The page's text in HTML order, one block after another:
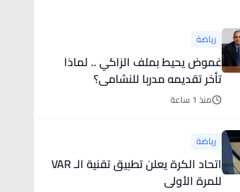
رياضة
غموض يحيط بملف الزاكي .. لماذا
تأخر تقديمه مدربا للنشامى؟
منذ 1 ساعة
رياضة
اتحاد الكرة يعلن تطبيق تقنية الـ VAR
للمرة الأولى